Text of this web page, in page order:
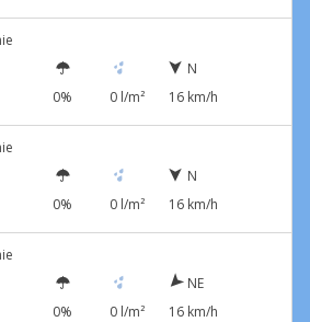
0% 0 l/m²
N
16 km/h
0% 0 l/m²
N
16 km/h
0% 0 l/m²
NE
16 km/h